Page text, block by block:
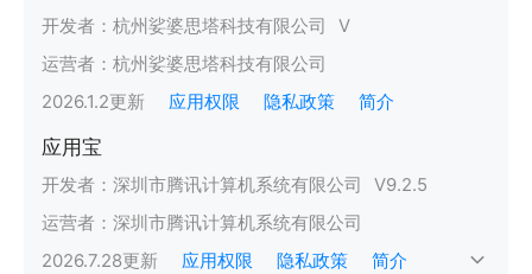
开发者： 杭州娑婆思塔科技有限公司
V
运营者： 杭州娑婆思塔科技有限公司
2026.1.2更新 应用权限 隐私政策 简介
应用宝
开发者： 深圳市腾讯计算机系统有限公司 V9.2.5
运营者： 深圳市腾讯计算机系统有限公司
2026.7.28更新 应用权限 隐私政策 简介